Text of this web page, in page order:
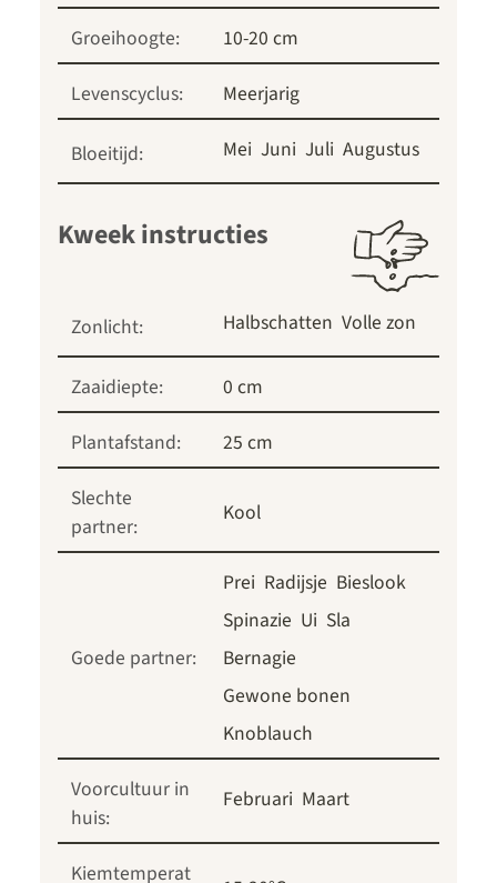
Groeihoogte:
10-20 cm
Levenscyclus:
Meerjarig
Bloeitijd: Mei Juni Juli Augustus
Kweek instructies
Zonlicht: Halbschatten Volle zon
Zaaidiepte:
0 cm
Plantafstand:
25 cm
Slechte
partner:
Kool
Goede partner:
Prei Radijsje Bieslook
Spinazie Ui Sla
Bernagie
Gewone bonen
Knoblauch
Voorcultuur in
huis:
Februari Maart
Kiemtemperat